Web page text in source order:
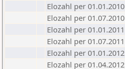
Elozahl per 01.01.2010
Elozahl per 01.07.2010
Elozahl per 01.01.2011
Elozahl per 01.07.2011
Elozahl per 01.01.2012
Elozahl per 01.04.2012